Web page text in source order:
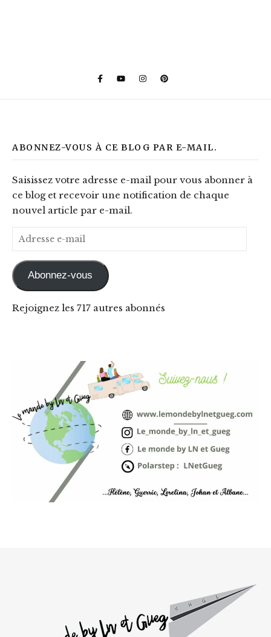
ABONNEZ-VOUS À CE BLOG PAR E-MAIL.
Saisissez votre adresse e-mail pour vous abonner à
ce blog et recevoir une notification de chaque
nouvel article par e-mail.
Adresse e-mail
Abonnez-vous
Rejoignez les 717 autres abonnés